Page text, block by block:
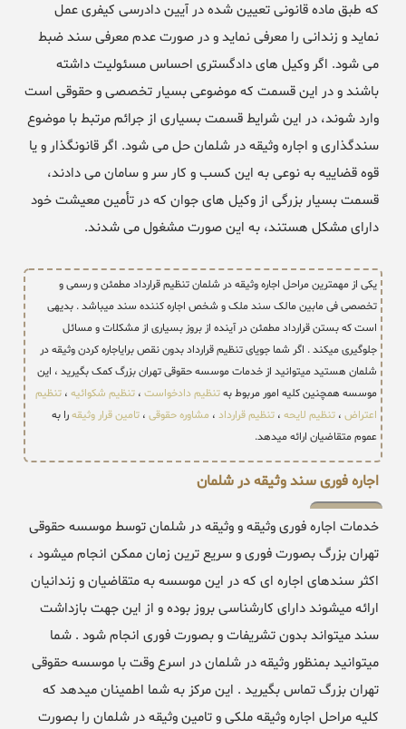
که طبق ماده قانونی تعیین شده در آیین دادرسی کیفری عمل
نماید و زندانی را معرفی نماید و در صورت عدم معرفی سند ضبط
می شود. اگر وکیل های دادگستری احساس مسئولیت داشته
باشند و در این قسمت که موضوعی بسیار تخصصی و حقوقی است
وارد شوند، در این شرایط قسمت بسیاری از جرائم مرتبط با موضوع
سندگذاری و اجاره وثیقه در شلمان حل می شود. اگر قانونگذار و یا
قوه قضاییه به نوعی به این کسب و کار سر و سامان می دادند،
قسمت بسیار بزرگی از وکیل های جوان که در تأمین معیشت خود
دارای مشکل هستند، به این صورت مشغول می شدند.
یکی از مهمترین مراحل اجاره وثیقه در شلمان تنظیم قرارداد مطمئن و رسمی و
تخصصی فی مابین مالک سند ملک و شخص اجاره کننده سند میباشد . بدیهی
است که بستن قرارداد مطمئن در آینده از بروز بسیاری از مشکلات و مسائل
جلوگیری میکند . اگر شما جویای تنظیم قرارداد بدون نقص برایاجاره کردن وثیقه در
شلمان هستید میتوانید از خدمات موسسه حقوقی تهران بزرگ کمک بگیرید ، این
موسسه همچنین کلیه امور مربوط بهتنظیم دادخواست ، تنظیم شکوائیه ، تنظیم
اعتراض ، تنظیم لایحه ، تنظیم قرارداد ، مشاوره حقوقی ، تامین قرار وثیقهرا به
عموم متقاضیان ارائه میدهد.
اجاره فوری سند وثیقه در شلمان
خدمات اجاره فوری وثیقه و وثیقه در شلمان توسط موسسه حقوقی
تهران بزرگ بصورت فوری و سریع ترین زمان ممکن انجام میشود ،
اکثر سندهای اجاره ای که در این موسسه به متقاضیان و زندانیان
ارائه میشوند دارای کارشناسی بروز بوده و از این جهت بازداشت
سند میتواند بدون تشریفات و بصورت فوری انجام شود . شما
میتوانید بمنظور وثیقه در شلمان در اسرع وقت با موسسه حقوقی
تهران بزرگ تماس بگیرید . این مرکز به شما اطمینان میدهد که
کلیه مراحل اجاره وثیقه ملکی و تامین وثیقه در شلمان را بصورت